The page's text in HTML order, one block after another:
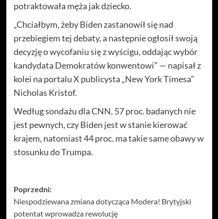
potraktowała męża jak dziecko.
„Chciałbym, żeby Biden zastanowił się nad
przebiegiem tej debaty, a następnie ogłosił swoją
decyzję o wycofaniu się z wyścigu, oddając wybór
kandydata Demokratów konwentowi” — napisał z
kolei na portalu X publicysta „New York Timesa”
Nicholas Kristof.
Według sondażu dla CNN, 57 proc. badanych nie
jest pewnych, czy Biden jest w stanie kierować
krajem, natomiast 44 proc. ma takie same obawy w
stosunku do Trumpa.
Zobacz
wpisy
Poprzedni:
Niespodziewana zmiana dotycząca Modera! Brytyjski
potentat wprowadza rewolucję